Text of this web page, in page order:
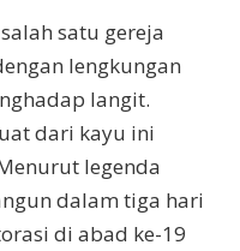
satu gereja
lengkungan
langit.
dari kayu ini
legenda
dalam tiga hari
di abad ke-19